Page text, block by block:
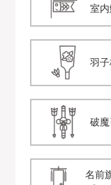
室内
羽子
破魔
名前